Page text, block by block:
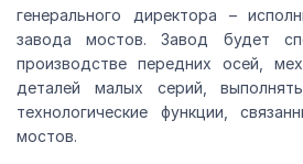
генерального директора –
завода мостов. Завод будет
производстве передних осей,
деталей малых серий,
технологические функции,
мостов.